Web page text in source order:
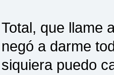
Total, que llame
negó a darme
siquiera puedo